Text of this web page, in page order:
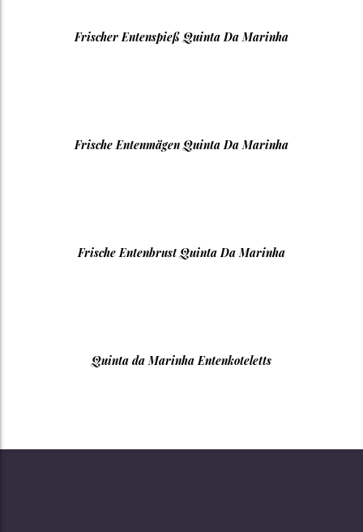
Frischer Entenspieß Quinta Da Marinha
Frische Entenmägen Quinta Da Marinha
Frische Entenbrust Quinta Da Marinha
Quinta da Marinha Entenkoteletts